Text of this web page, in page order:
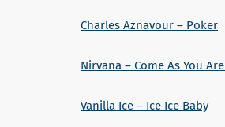
Charles Aznavour – Poker
Nirvana – Come As You Are
Vanilla Ice – Ice Ice Baby